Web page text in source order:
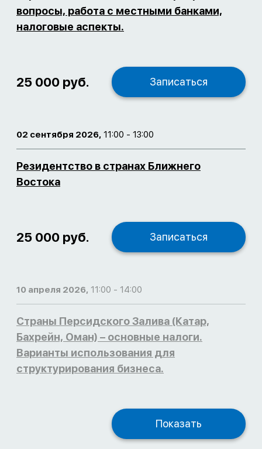
вопросы, работа с местными банками,
налоговые аспекты.
25 000 руб. Записаться
02 сентября 2026, 11:00 - 13:00
Резидентство в странах Ближнего
Востока
25 000 руб. Записаться
10 апреля 2026, 11:00 - 14:00
Страны Персидского Залива (Катар,
Бахрейн, Оман) – основные налоги.
Варианты использования для
структурирования бизнеса.
Показать